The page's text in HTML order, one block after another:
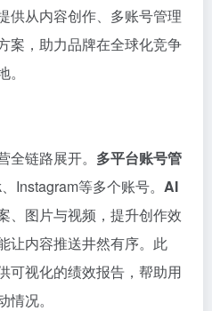
供从内容创作、多账号管理
案，助力品牌在全球化竞争
链路展开。 多平台账号管
Instagram等多个账号。 AI
、图片与视频，提升创作效
让内容推送井然有序。此
可视化的绩效报告，帮助用
况。